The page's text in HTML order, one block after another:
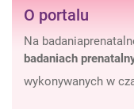
O portalu
Na
badaniach
wykonywanych w